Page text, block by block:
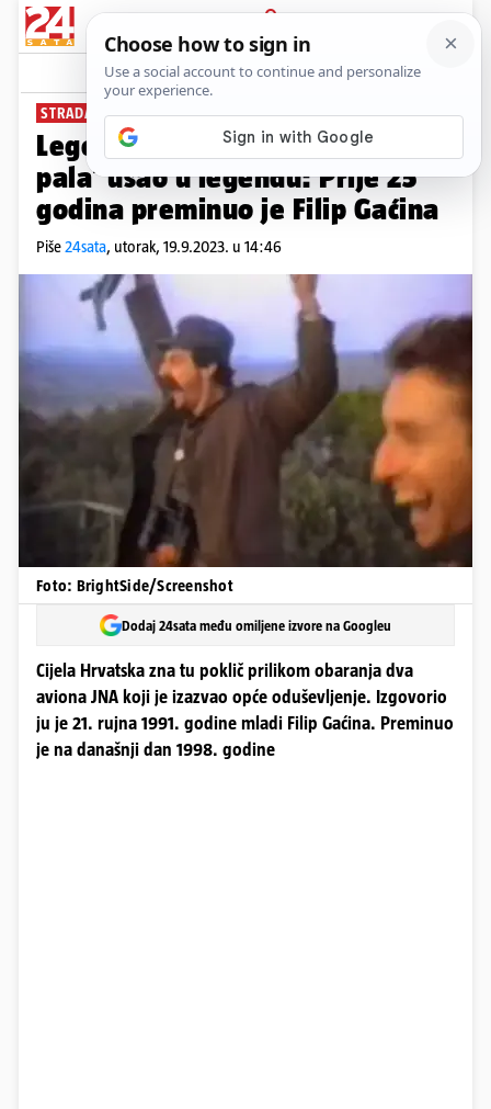
PRIJAVA
News Komentari
STRADAO U MINSKOM POLJU
Legendarnim povikom 'Oba su
pala' ušao u legendu: Prije 25
godina preminuo je Filip Gaćina
Piše24sata, utorak, 19.9.2023. u 14:46
Foto: BrightSide/Screenshot
Dodaj 24sata među omiljene izvore na Googleu
Cijela Hrvatska zna tu poklič prilikom obaranja dva
aviona JNA koji je izazvao opće oduševljenje. Izgovorio
ju je 21. rujna 1991. godine mladi Filip Gaćina. Preminuo
je na današnji dan 1998. godine